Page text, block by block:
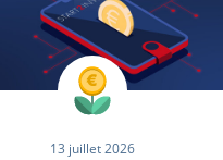
13 juillet 2026